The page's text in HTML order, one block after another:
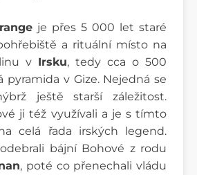
je přes 5 000 let staré
a rituální místo na
v Irsku, tedy cca o 500
pyramida v Gize. Nejedná se
ještě starší záležitost.
ji též využívali a je s tímto
celá řada irských legend.
bájní Bohové z rodu
, poté co přenechali vládu